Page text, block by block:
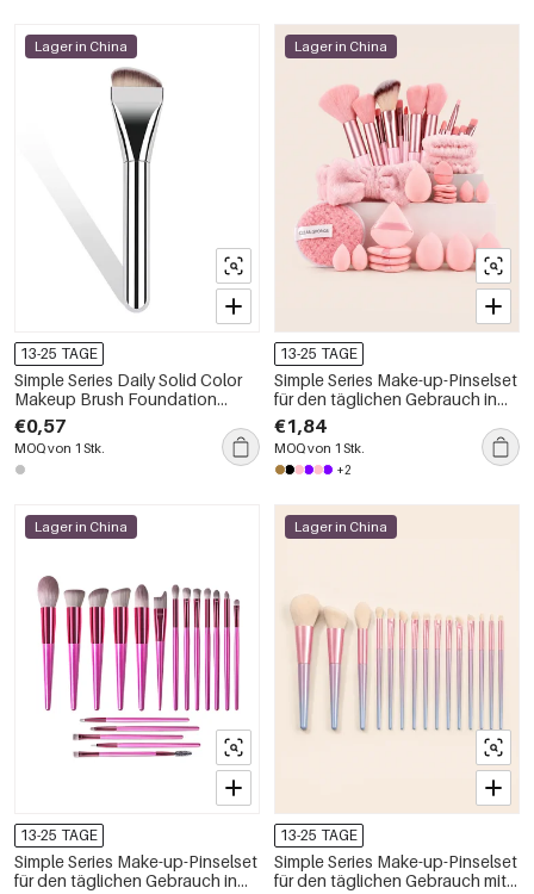
Lager in China
13-25 TAGE
Simple Series Daily Solid Color
Makeup Brush Foundation
Brush
€0,57
MOQ von 1 Stk.
Lager in China
13-25 TAGE
Simple Series Make-up-Pinselset
für den täglichen Gebrauch in
Unifarben
€1,84
MOQ von 1 Stk.
+2
Lager in China
13-25 TAGE
Simple Series Make-up-Pinselset
für den täglichen Gebrauch in
Lager in China
13-25 TAGE
Simple Series Make-up-Pinselset
für den täglichen Gebrauch mit